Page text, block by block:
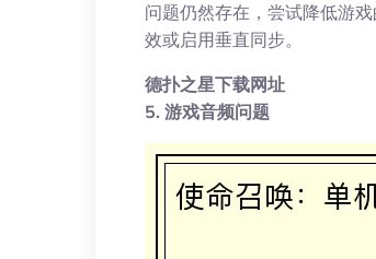
问题仍然存在，尝试降低游
效或启用垂直同步。
德扑之星下载网址
5. 游戏音频问题